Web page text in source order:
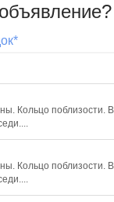
Кольцо поблизости.
Кольцо поблизости.